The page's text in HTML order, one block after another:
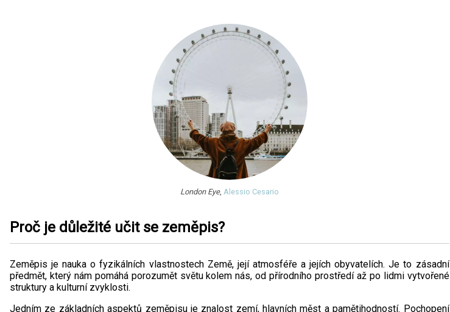
London Eye, Alessio Cesario
Proč je důležité učit se zeměpis?
Zeměpis je nauka o fyzikálních vlastnostech Země, její atmosféře a jejích obyvatelích. Je to zásadní
předmět, který nám pomáhá porozumět světu kolem nás, od přírodního prostředí až po lidmi vytvořené
struktury a kulturní zvyklosti.
Jedním ze základních aspektů zeměpisu je znalost zemí, hlavních měst a pamětihodností. Pochopení